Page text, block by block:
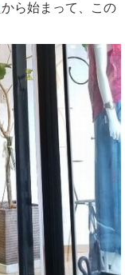
から始まって、この